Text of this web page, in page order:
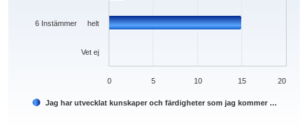
Jag har utvecklat kunskaper och färdigheter som jag kommer …
Vet ej
6 Instämmer helt
0 10
5 15 20